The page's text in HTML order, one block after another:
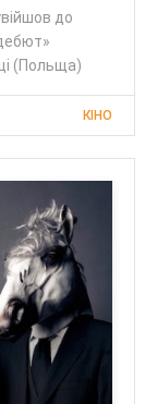
до
(Польща)
КІНО